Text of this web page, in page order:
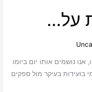
נושמים אותו יום ביומו
בועידות בעיקר מול ספקים